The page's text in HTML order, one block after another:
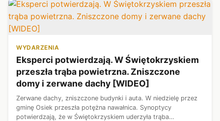
WYDARZENIA
Eksperci potwierdzają. W Świętokrzyskiem
przeszła trąba powietrzna. Zniszczone
domy i zerwane dachy [WIDEO]
Zerwane dachy, zniszczone budynki i auta. W niedzielę przez
gminę Osiek przeszła potężna nawałnica. Synoptycy
potwierdzają, że w Świętokrzyskiem uderzyła trąba